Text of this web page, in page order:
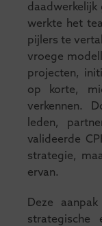
werkte het
pijlers te
vroege
projecten,
op korte,
verkennen.
leden,
valideerde
strategie,
ervan.
Deze